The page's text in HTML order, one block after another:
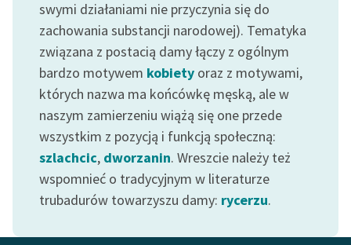
Deklaracja dostępności
swymi działaniami nie przyczynia się do
zachowania substancji narodowej). Tematyka
związana z postacią damy łączy z ogólnym
bardzo motywem kobiety oraz z motywami,
których nazwa ma końcówkę męską, ale w
naszym zamierzeniu wiążą się one przede
wszystkim z pozycją i funkcją społeczną:
szlachcic, dworzanin. Wreszcie należy też
wspomnieć o tradycyjnym w literaturze
trubadurów towarzyszu damy: rycerzu.